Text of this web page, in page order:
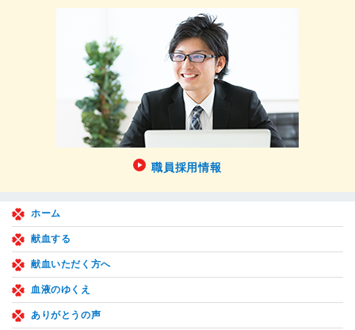
職員採用情報
ホーム
献血する
献血いただく方へ
血液のゆくえ
ありがとうの声